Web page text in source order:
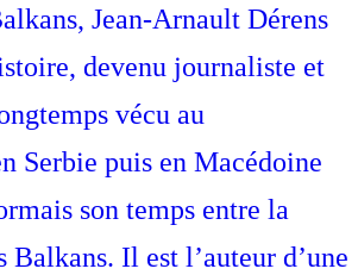
Jean-Arnault Dérens
devenu journaliste et
vécu au
Serbie puis en Macédoine
son temps entre la
Balkans. Il est l’auteur d’une